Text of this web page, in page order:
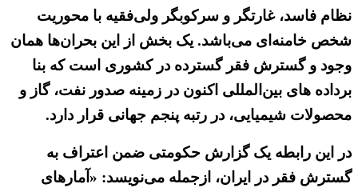
نظام فاسد، غارتگر و سرکوبگر ولی‌فقیه با محوریت
شخص خامنه‌ای می‌باشد. یک بخش از این بحران‌ها همان
وجود و گسترش فقر گسترده در کشوری است که بنا
برداده های بین‌المللی اکنون در زمینه صدور نفت، گاز و
محصولات شیمیایی، در رتبه پنجم جهانی قرار دارد.
در این رابطه یک گزارش حکومتی ضمن اعتراف به
گسترش فقر در ایران، ازجمله می‌نویسد: «آمارهای